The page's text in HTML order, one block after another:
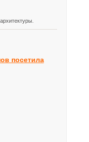
посетила